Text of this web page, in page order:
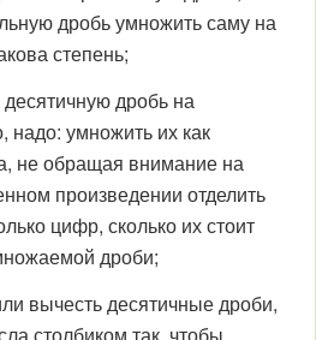
дробь умножить саму на
степень;
дробь на
надо: умножить их как
не обращая внимание на
произведении отделить
цифр, сколько их стоит
дроби;
вычесть десятичные дроби,